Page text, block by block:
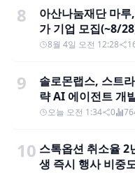
8
아산나눔재단 마
가 기업 모집(~8/
8월 4일 오전 12:28
9
솔로몬랩스, 스트
략 AI 에이전트 개
오늘 오전 1:34 0
10 스톡옵션 취소율
생 즉시 행사 비중